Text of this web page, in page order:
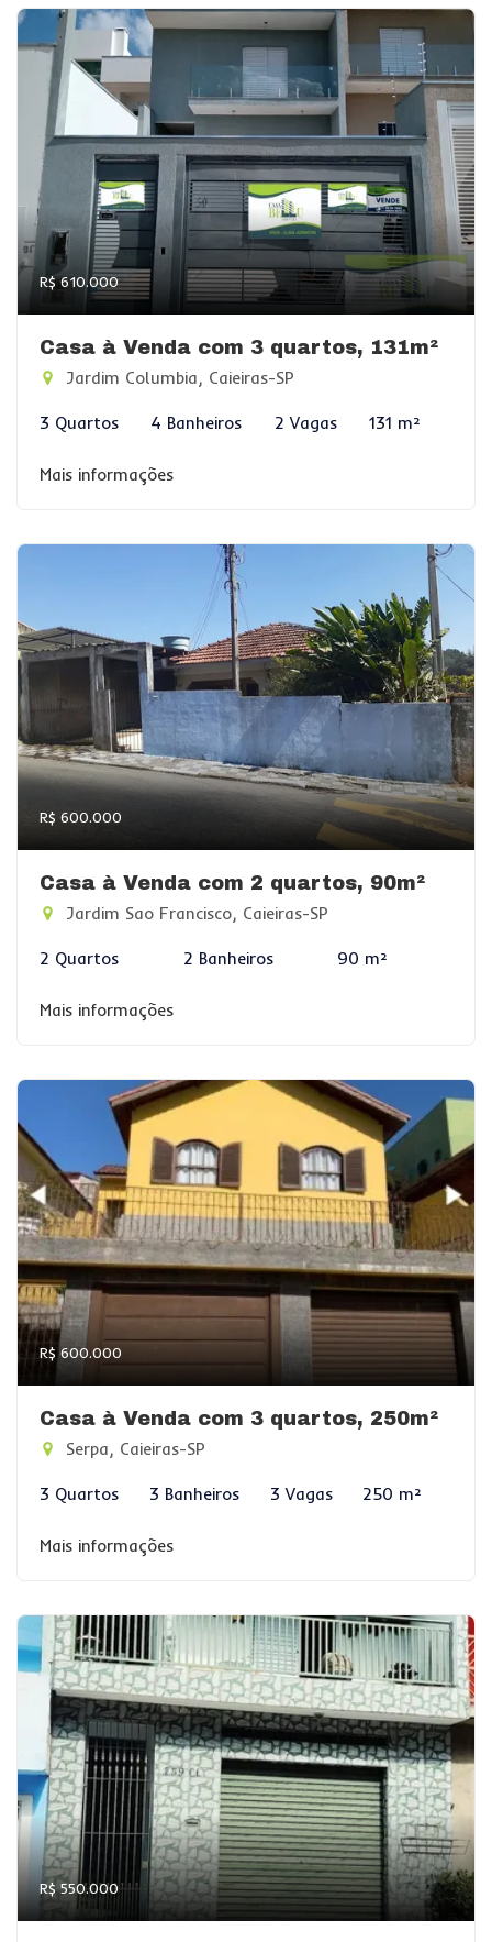
R$ 610.000
Casa à Venda com 3 quartos, 131m²
Jardim Columbia, Caieiras-SP
3 Quartos 4 Banheiros 2 Vagas 131 m²
Mais informações
R$ 600.000
Casa à Venda com 2 quartos, 90m²
Jardim Sao Francisco, Caieiras-SP
2 Quartos 2 Banheiros 90 m²
Mais informações
R$ 600.000
Casa à Venda com 3 quartos, 250m²
Serpa, Caieiras-SP
3 Quartos 3 Banheiros 3 Vagas 250 m²
Mais informações
R$ 550.000